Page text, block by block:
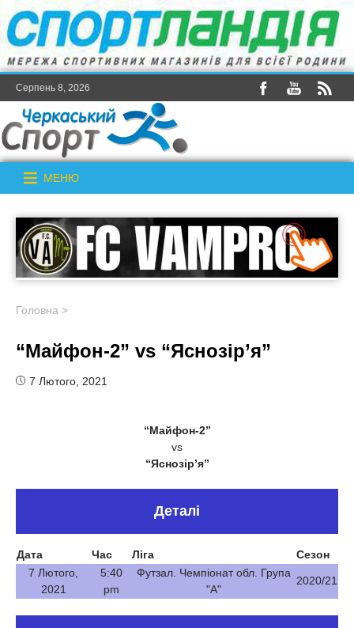
Серпень 8, 2026
МЕНЮ
Головна >
“Майфон-2” vs “Яснозір’я”
7 Лютого, 2021
“Майфон-2”
vs
“Яснозір’я”
Деталі
Дата Час Ліга
Сезон
7 Лютого,
2021
5:40
pm
Футзал. Чемпіонат обл. Група
"А"
2020/21